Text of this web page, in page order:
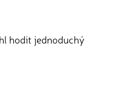
hodit jednoduchý